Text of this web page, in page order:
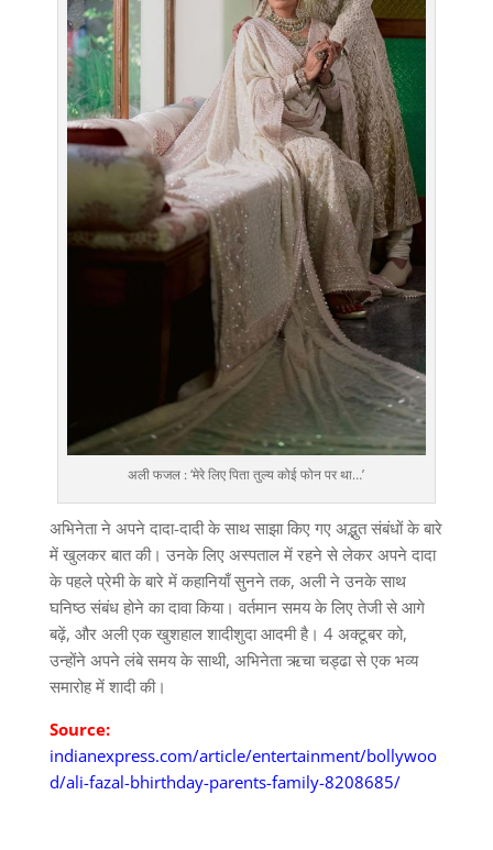
अली फजल : ‘मेरे लिए पिता तुल्य कोई फोन पर था…’
अभिनेता ने अपने दादा-दादी के साथ साझा किए गए अद्भुत संबंधों के बारे
में खुलकर बात की। उनके लिए अस्पताल में रहने से लेकर अपने दादा
के पहले प्रेमी के बारे में कहानियाँ सुनने तक, अली ने उनके साथ
घनिष्ठ संबंध होने का दावा किया। वर्तमान समय के लिए तेजी से आगे
बढ़ें, और अली एक खुशहाल शादीशुदा आदमी है। 4 अक्टूबर को,
उन्होंने अपने लंबे समय के साथी, अभिनेता ऋचा चड्ढा से एक भव्य
समारोह में शादी की।
Source:
indianexpress.com/article/entertainment/bollywoo
d/ali-fazal-bhirthday-parents-family-8208685/